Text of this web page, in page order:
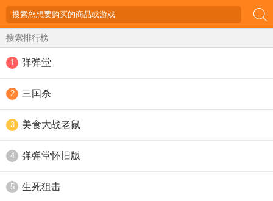
搜索排行榜
1 弹弹堂
2 三国杀
3 美食大战老鼠
4 弹弹堂怀旧版
5 生死狙击